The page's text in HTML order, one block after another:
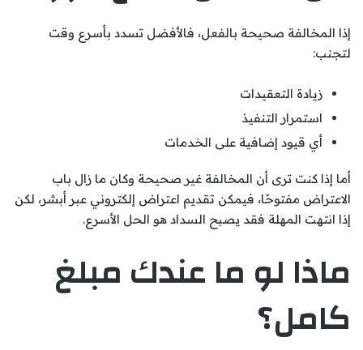
إذا المخالفة صحيحة بالفعل، فالأفضل تسدد بأسرع وقت
لتجنب:
زيادة التعقيدات
استمرار التنفيذ
أي قيود إضافية على الخدمات
أما إذا كنت ترى أن المخالفة غير صحيحة وكان ما زال باب
الاعتراض مفتوحًا، فيمكن تقديم اعتراض إلكتروني عبر أبشر، لكن
إذا انتهت المهلة فقد يصبح السداد هو الحل الأسرع.
ماذا لو ما عندك مبلغ
كامل؟